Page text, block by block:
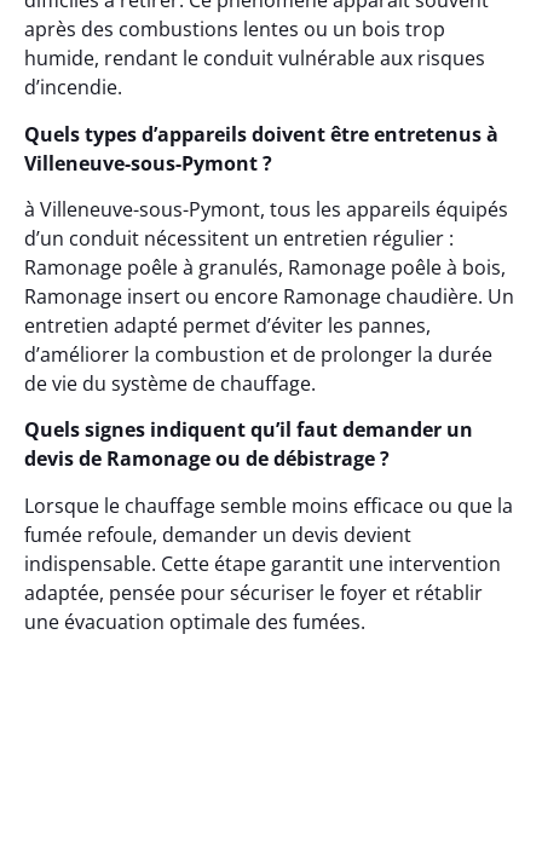
après des combustions lentes ou un bois trop
humide, rendant le conduit vulnérable aux risques
d’incendie.
Quels types d’appareils doivent être entretenus à
Villeneuve-sous-Pymont ?
à Villeneuve-sous-Pymont, tous les appareils équipés
d’un conduit nécessitent un entretien régulier :
Ramonage poêle à granulés, Ramonage poêle à bois,
Ramonage insert ou encore Ramonage chaudière. Un
entretien adapté permet d’éviter les pannes,
d’améliorer la combustion et de prolonger la durée
de vie du système de chauffage.
Quels signes indiquent qu’il faut demander un
devis de Ramonage ou de débistrage ?
Lorsque le chauffage semble moins efficace ou que la
fumée refoule, demander un devis devient
indispensable. Cette étape garantit une intervention
adaptée, pensée pour sécuriser le foyer et rétablir
une évacuation optimale des fumées.